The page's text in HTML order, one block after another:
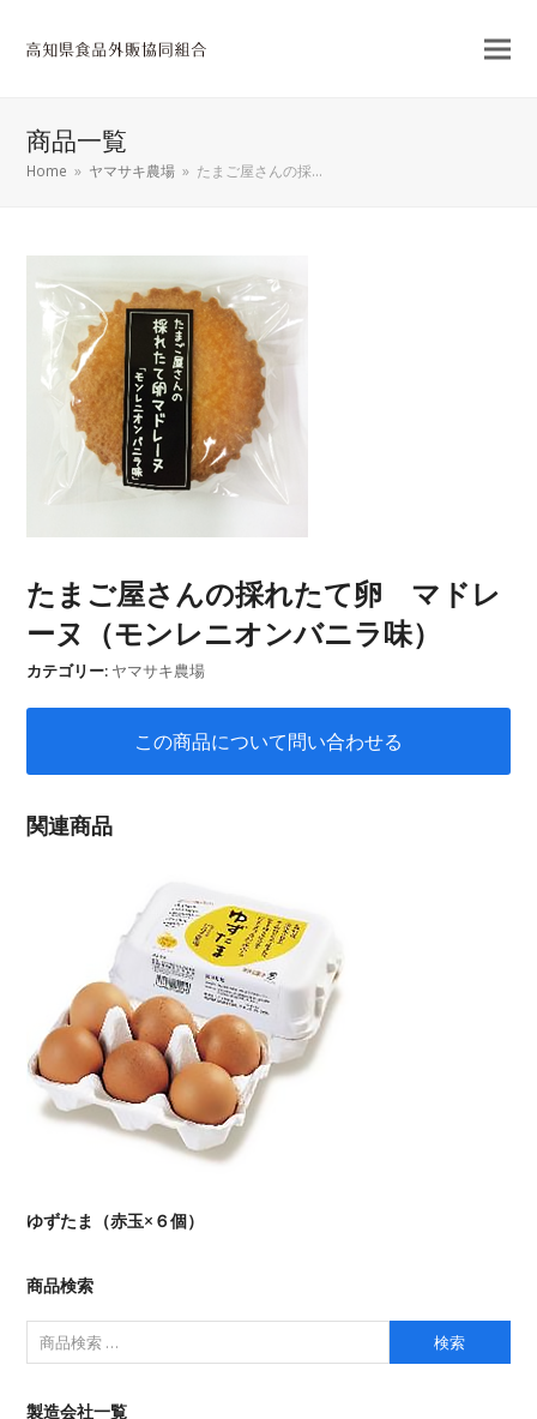
商品一覧
Home » ヤマサキ農場 » たまご屋さんの採…
たまご屋さんの採れたて卵 マドレ
ーヌ（モンレニオンバニラ味）
カテゴリー: ヤマサキ農場
この商品について問い合わせる
関連商品
ゆずたま（赤玉×６個）
商品検索
検索
製造会社一覧